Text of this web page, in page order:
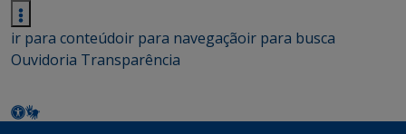
ir para conteúdoir para navegaçãoir para busca
Ouvidoria Transparência